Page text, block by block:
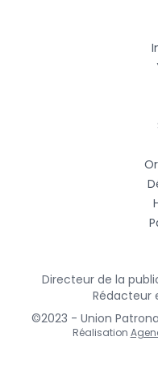
Directeur de la
Rédacteur
©2023 - Union
Réalisation